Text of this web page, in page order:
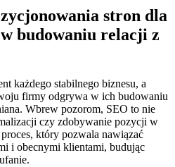
stron dla
budowaniu relacji z
każdego stabilnego biznesu, a
firmy odgrywa w ich budowaniu
Wbrew pozorom, SEO to nie
czy zdobywanie pozycji w
który pozwala nawiązać
i obecnymi klientami, budując